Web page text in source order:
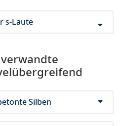
s-Laute
Silben